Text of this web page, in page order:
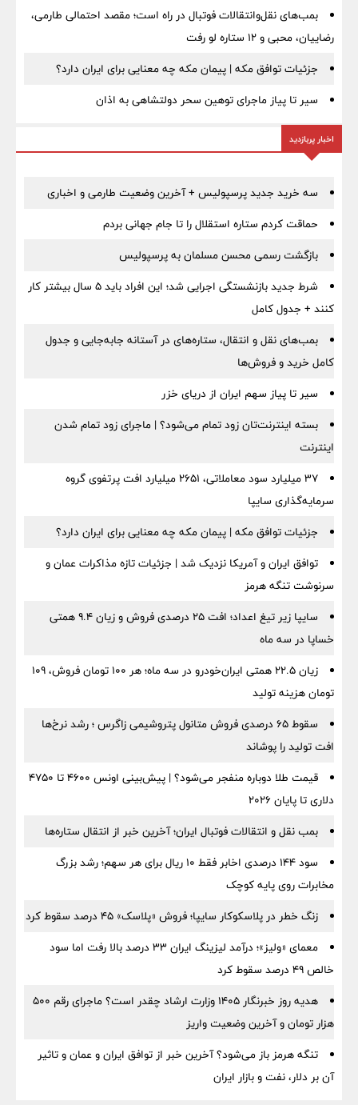
بمب‌های نقل‌وانتقالات فوتبال در راه است؛ مقصد احتمالی طارمی،
رضاییان، محبی و ۱۲ ستاره لو رفت
جزئیات توافق مکه | پیمان مکه چه معنایی برای ایران دارد؟
سیر تا پیاز ماجرای توهین سحر دولتشاهی به اذان
اخبار پربازدید
سه خرید جدید پرسپولیس + آخرین وضعیت طارمی و اخباری
حماقت کردم ستاره استقلال را تا جام جهانی بردم
بازگشت رسمی محسن مسلمان به پرسپولیس
شرط جدید بازنشستگی اجرایی شد؛ این افراد باید ۵ سال بیشتر کار
کنند + جدول کامل
بمب‌های نقل و انتقال، ستاره‌های در آستانه جابه‌جایی و جدول
کامل خرید و فروش‌ها
سیر تا پیاز سهم ایران از دریای خزر
بسته اینترنت‌تان زود تمام می‌شود؟ | ماجرای زود تمام شدن
اینترنت
۳۷ میلیارد سود معاملاتی، ۲۶۵۱ میلیارد افت پرتفوی گروه
سرمایه‌گذاری سایپا
جزئیات توافق مکه | پیمان مکه چه معنایی برای ایران دارد؟
توافق ایران و آمریکا نزدیک شد | جزئیات تازه مذاکرات عمان و
سرنوشت تنگه هرمز
سایپا زیر تیغ اعداد؛ افت ۲۵ درصدی فروش و زیان ۹.۴ همتی
خساپا در سه ماه
زیان ۲۲.۵ همتی ایران‌خودرو در سه ماه؛ هر ۱۰۰ تومان فروش، ۱۰۹
تومان هزینه تولید
سقوط ۶۵ درصدی فروش متانول پتروشیمی زاگرس ؛ رشد نرخ‌ها
افت تولید را پوشاند
قیمت طلا دوباره منفجر می‌شود؟ | پیش‌بینی اونس ۴۶۰۰ تا ۴۷۵۰
دلاری تا پایان ۲۰۲۶
بمب نقل‌ و انتقالات فوتبال ایران؛ آخرین خبر از انتقال ستاره‌ها
سود ۱۴۴ درصدی اخابر فقط ۱۰ ریال برای هر سهم؛ رشد بزرگ
مخابرات روی پایه کوچک
زنگ خطر در پلاسکوکار سایپا؛ فروش «پلاسک» ۴۵ درصد سقوط کرد
معمای «ولیز»؛ درآمد لیزینگ ایران ۳۳ درصد بالا رفت اما سود
خالص ۴۹ درصد سقوط کرد
هدیه روز خبرنگار ۱۴۰۵ وزارت ارشاد چقدر است؟ ماجرای رقم ۵۰۰
هزار تومان و آخرین وضعیت واریز
تنگه هرمز باز می‌شود؟ آخرین خبر از توافق ایران و عمان و تاثیر
آن بر دلار، نفت و بازار ایران